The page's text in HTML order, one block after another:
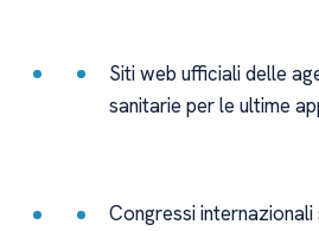
Siti web ufficiali delle
sanitarie per le ultime
Congressi